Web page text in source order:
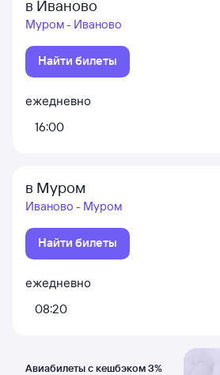
в Иваново
Муром - Иваново
Найти билеты
ежедневно
16:00
в Муром
Иваново - Муром
Найти билеты
ежедневно
08:20
Авиабилеты с кешбэком 3%